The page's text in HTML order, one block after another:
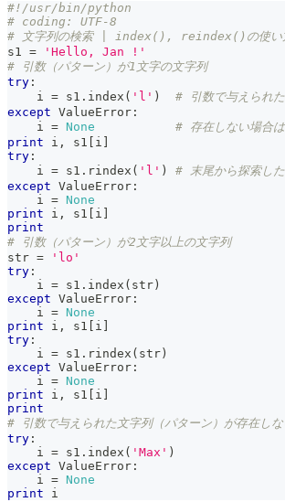
#!/usr/bin/python
# coding: UTF-8
# 文字列の検索 | index(), reindex()の使い
s1 =
'Hello, Jan !'
# 引数（パターン）が1文字の文字列
try :
    i
= s1 . index ( 'l' )
# 引数で与えられ
except ValueError :
    i
= None
# 存在しない場合
print i , s1 i
try :
    i
= s1 . rindex ( 'l' )
# 末尾から探索し
except ValueError :
    i
= None
print i , s1 i
print
# 引数（パターン）が2文字以上の文字列
str =
'lo'
try :
    i
= s1 . index ( str )
except ValueError :
    i
= None
print i , s1 i
try :
    i
= s1 . rindex ( str )
except ValueError :
    i
= None
print i , s1 i
print
# 引数で与えられた文字列（パターン）が存在し
try :
    i
= s1 . index ( 'Max' )
except ValueError :
    i
= None
print i